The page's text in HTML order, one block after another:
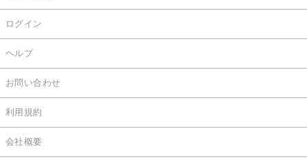
ログイン
ヘルプ
お問い合わせ
利用規約
会社概要